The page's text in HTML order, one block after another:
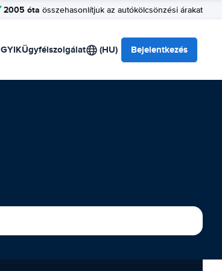
2005 óta összehasonlítjuk az autókölcsönzési árakat
GYIKÜgyfélszolgálat (HU) Bejelentkezés